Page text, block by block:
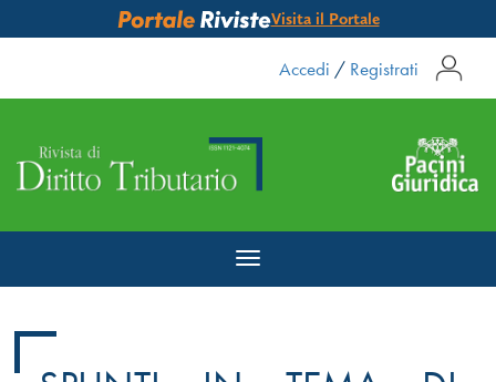
Visita il Portale
Accedi / Registrati
Toggle
navigation